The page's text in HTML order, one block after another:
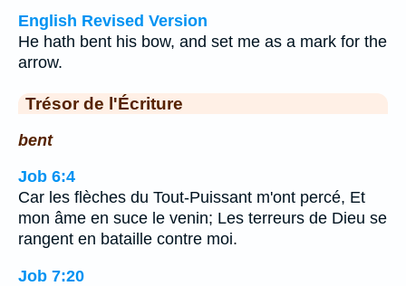
English Revised Version
He hath bent his bow, and set me as a mark for the
arrow.
Trésor de l'Écriture
bent
Job 6:4
Car les flèches du Tout-Puissant m'ont percé, Et
mon âme en suce le venin; Les terreurs de Dieu se
rangent en bataille contre moi.
Job 7:20